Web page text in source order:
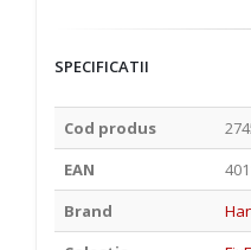
SPECIFICATII
Cod produs
EAN
Brand